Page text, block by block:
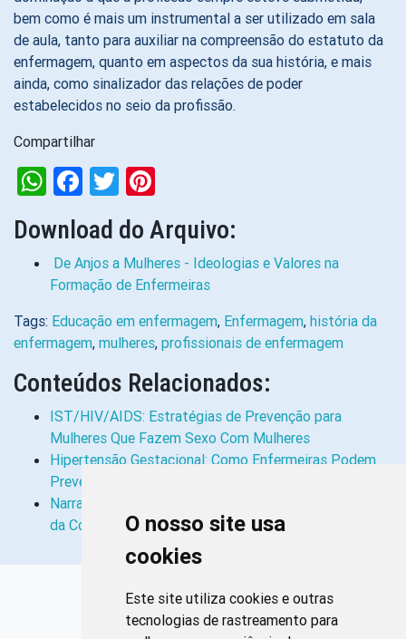
O nosso site usa
cookies
Este site utiliza cookies e outras
tecnologias de rastreamento para
bem como é mais um instrumental a ser utilizado em sala
de aula, tanto para auxiliar na compreensão do estatuto da
enfermagem, quanto em aspectos da sua história, e mais
ainda, como sinalizador das relações de poder
estabelecidos no seio da profissão.
Compartilhar
WhatsApp
Facebook
Twitter
Download do Arquivo:
De Anjos a Mulheres - Ideologias e Valores na
Formação de Enfermeiras
Tags: Educação em enfermagem, Enfermagem, história da
enfermagem, mulheres, profissionais de enfermagem
Conteúdos Relacionados:
IST/HIV/AIDS: Estratégias de Prevenção para
Mulheres Que Fazem Sexo Com Mulheres
Hipertensão Gestacional: Como Enfermeiras Podem
Prevenir Mortes
Narrativas de Enfermeiras e Enfermeiros em Tempos
da Covid-19: Uma História Oral
Links Rápidos
Bibliotecas Corens